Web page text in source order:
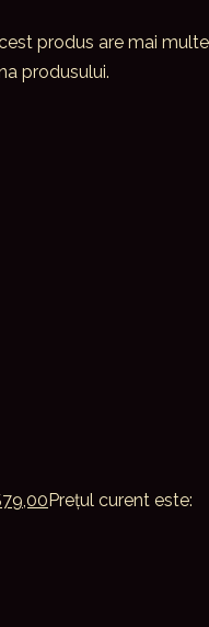
produs are mai multe
produsului.
79,00 Prețul curent este: